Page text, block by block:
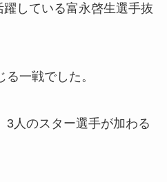
している富永啓生選手抜
一戦でした。
3人のスター選手が加わる